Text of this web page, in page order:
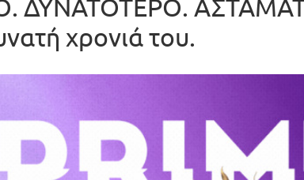
ΔΥΝΑΤΟΤΕΡΟ.
χρονιά του.